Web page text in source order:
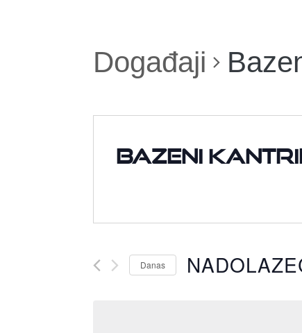
Događaji
Bazeni
Danas